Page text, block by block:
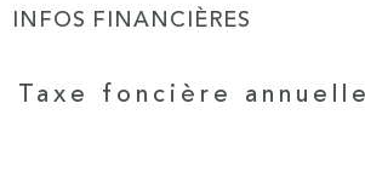
INFOS FINANCIÈRES
Caractéristiques Valeurs
Taxe foncière annuelle